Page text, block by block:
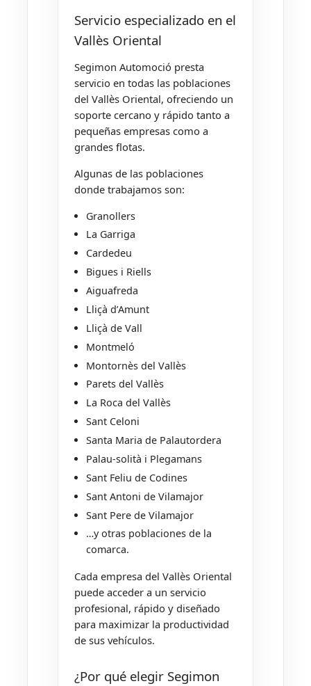
Servicio especializado en el
Vallès Oriental
Segimon Automoció presta
servicio en todas las poblaciones
del Vallès Oriental, ofreciendo un
soporte cercano y rápido tanto a
pequeñas empresas como a
grandes flotas.
Algunas de las poblaciones
donde trabajamos son:
Granollers
La Garriga
Cardedeu
Bigues i Riells
Aiguafreda
Lliçà d’Amunt
Lliçà de Vall
Montmeló
Montornès del Vallès
Parets del Vallès
La Roca del Vallès
Sant Celoni
Santa Maria de Palautordera
Palau-solità i Plegamans
Sant Feliu de Codines
Sant Antoni de Vilamajor
Sant Pere de Vilamajor
…y otras poblaciones de la
comarca.
Cada empresa del Vallès Oriental
puede acceder a un servicio
profesional, rápido y diseñado
para maximizar la productividad
de sus vehículos.
¿Por qué elegir Segimon